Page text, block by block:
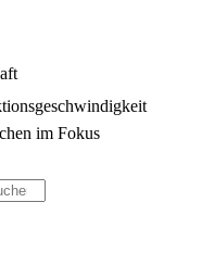
im Fokus